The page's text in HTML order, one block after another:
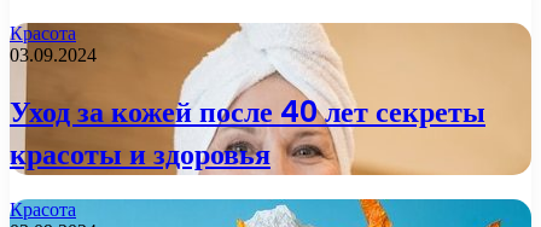
Красота
03.09.2024
Уход за кожей после 40 лет секреты
красоты и здоровья
Красота